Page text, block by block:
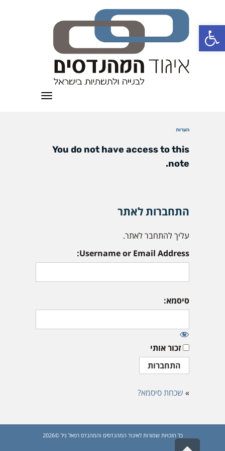
פתח סרגל נגישות
תפריט
הערות
You do not have access to this
note.
התחברות לאתר
עליך להתחבר לאתר.
Username or Email Address:
סיסמא:
זכור אותי
» שכחת סיסמא?
כל הזכויות שמורות לאיגוד המהנדסים והמהנדס רפאל גיל ©2026